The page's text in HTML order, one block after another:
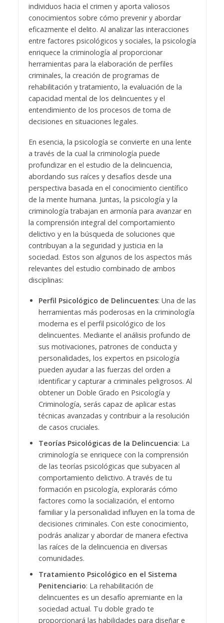
individuos hacia el crimen y aporta valiosos
conocimientos sobre cómo prevenir y abordar
eficazmente el delito. Al analizar las interacciones
entre factores psicológicos y sociales, la psicología
enriquece la criminología al proporcionar
herramientas para la elaboración de perfiles
criminales, la creación de programas de
rehabilitación y tratamiento, la evaluación de la
capacidad mental de los delincuentes y el
entendimiento de los procesos de toma de
decisiones en situaciones legales.
En esencia, la psicología se convierte en una lente
a través de la cual la criminología puede
profundizar en el estudio de la delincuencia,
abordando sus raíces y desafíos desde una
perspectiva basada en el conocimiento científico
de la mente humana. Juntas, la psicología y la
criminología trabajan en armonía para avanzar en
la comprensión integral del comportamiento
delictivo y en la búsqueda de soluciones que
contribuyan a la seguridad y justicia en la
sociedad. Estos son algunos de los aspectos más
relevantes del estudio combinado de ambos
disciplinas:
Perfil Psicológico de Delincuentes: Una de las
herramientas más poderosas en la criminología
moderna es el perfil psicológico de los
delincuentes. Mediante el análisis profundo de
sus motivaciones, patrones de conducta y
personalidades, los expertos en psicología
pueden ayudar a las fuerzas del orden a
identificar y capturar a criminales peligrosos. Al
obtener un Doble Grado en Psicología y
Criminología, serás capaz de aplicar estas
técnicas avanzadas y contribuir a la resolución
de casos cruciales.
Teorías Psicológicas de la Delincuencia: La
criminología se enriquece con la comprensión
de las teorías psicológicas que subyacen al
comportamiento delictivo. A través de tu
formación en psicología, explorarás cómo
factores como la socialización, el entorno
familiar y la personalidad influyen en la toma de
decisiones criminales. Con este conocimiento,
podrás analizar y abordar de manera efectiva
las raíces de la delincuencia en diversas
comunidades.
Tratamiento Psicológico en el Sistema
Penitenciario: La rehabilitación de
delincuentes es un desafío apremiante en la
sociedad actual. Tu doble grado te
proporcionará las habilidades para diseñar e